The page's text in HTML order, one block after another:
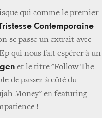
qui comme le premier
Contemporaine
se passe un extrait avec
qui nous fait espérer à un
et le titre "Follow The
de passer à côté du
Money" en featuring
!